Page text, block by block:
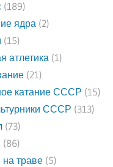
(189)
ядра (2)
(15)
атлетика (1)
(21)
катание СССР (15)
СССР (313)
(73)
(86)
на траве(5)